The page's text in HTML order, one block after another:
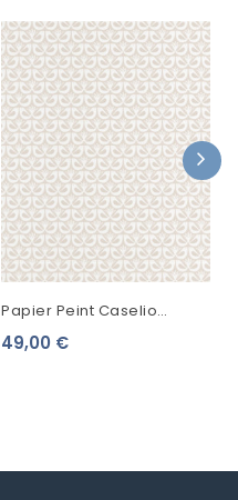
Papier Peint Caselio
Hygge Freedom Beige
49,00 €